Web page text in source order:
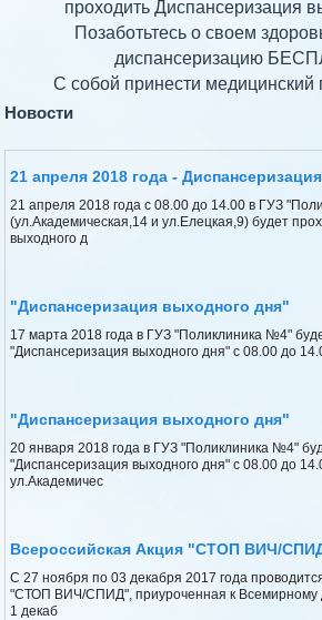
проходить Диспансеризация
Позаботьтесь о своем
диспансеризацию
С собой принести медицинский
Новости
21 апреля 2018 года -
21 апреля 2018 года с 08.00 до 14.00 в ГУЗ
(ул.Академическая,14 и ул.Елецкая,9) будет
выходного д
"Диспансеризация выходного дня"
17 марта 2018 года в ГУЗ "Поликлиника №4"
"Диспансеризация выходного дня" с 08.00 до
"Диспансеризация выходного дня"
20 января 2018 года в ГУЗ "Поликлиника №4"
"Диспансеризация выходного дня" с 08.00 до
ул.Академичес
Всероссийская Акция "СТОП ВИЧ/
С 27 ноября по 03 декабря 2017 года
"СТОП ВИЧ/СПИД", приуроченная к
1 декаб